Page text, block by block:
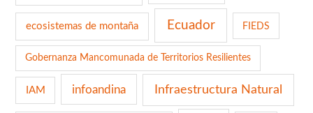
ecosistemas de montaña Ecuador FIEDS
Gobernanza Mancomunada de Territorios Resilientes
IAM infoandina Infraestructura Natural